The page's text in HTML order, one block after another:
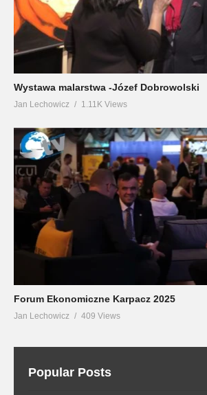
Wystawa malarstwa -Józef Dobrowolski
Jan Lechowicz 1.11K Views
Forum Ekonomiczne Karpacz 2025
Jan Lechowicz 409 Views
Popular Posts